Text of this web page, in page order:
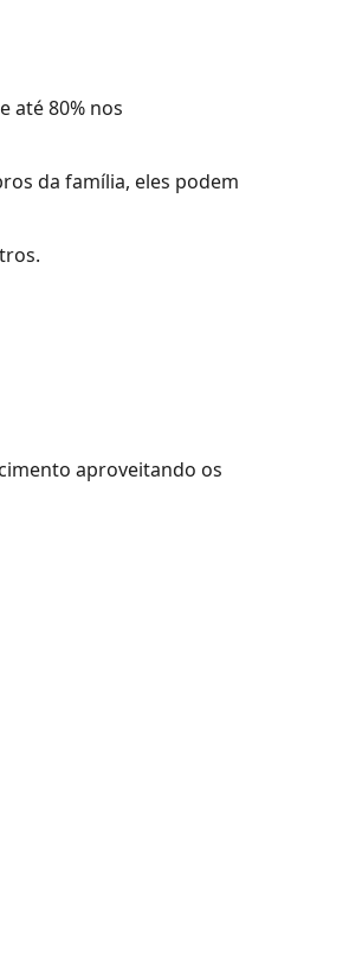
até 80% nos
da família, eles podem
aproveitando os